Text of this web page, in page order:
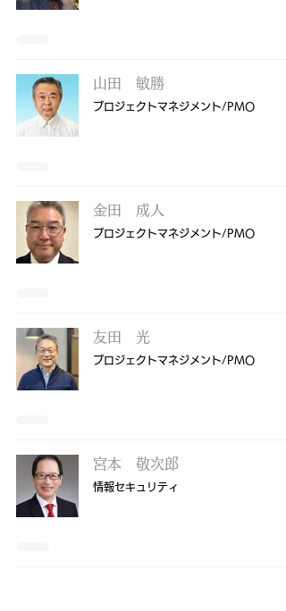
山田 敏勝
プロジェクトマネジメント/PMO
金田 成人
プロジェクトマネジメント/PMO
友田 光
プロジェクトマネジメント/PMO
宮本 敬次郎
情報セキュリティ